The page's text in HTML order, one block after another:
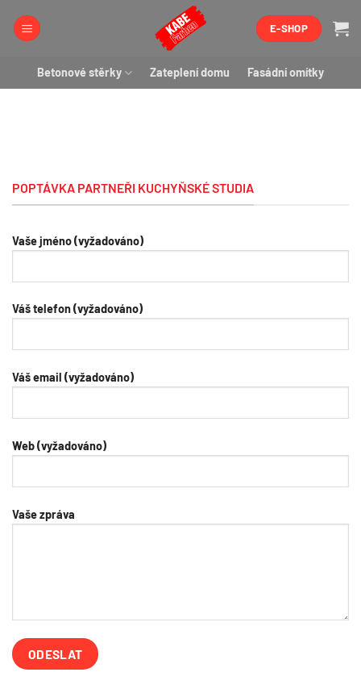
E-SHOP
Betonové stěrky Zateplení domu Fasádní omítky
POPTÁVKA PARTNEŘI KUCHYŇSKÉ STUDIA
Vaše jméno (vyžadováno)
Váš telefon (vyžadováno)
Váš email (vyžadováno)
Web (vyžadováno)
Vaše zpráva